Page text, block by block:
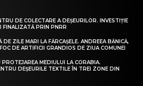
DE COLECTARE A DEȘEURILOR. INVESTIȚIE
FINALIZATĂ PRIN PNRR
DE ZILE MARI LA FĂRCAȘELE. ANDREEA BĂNICĂ,
DE ARTIFICII GRANDIOS DE ZIUA COMUNEI
MEDIULUI LA CORABIA.
DEȘEURILE TEXTILE ÎN TREI ZONE DIN